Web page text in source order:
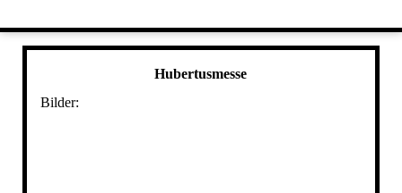
Hubertusmesse
Bilder: